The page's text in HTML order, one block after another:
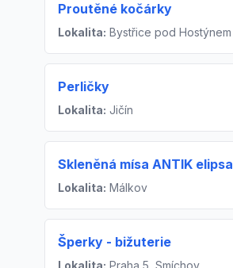
Proutěné kočárky
Lokalita: Bystřice pod Hostýnem
Perličky
Lokalita: Jičín
Skleněná mísa ANTIK elipsa
Lokalita: Málkov
Šperky - bižuterie